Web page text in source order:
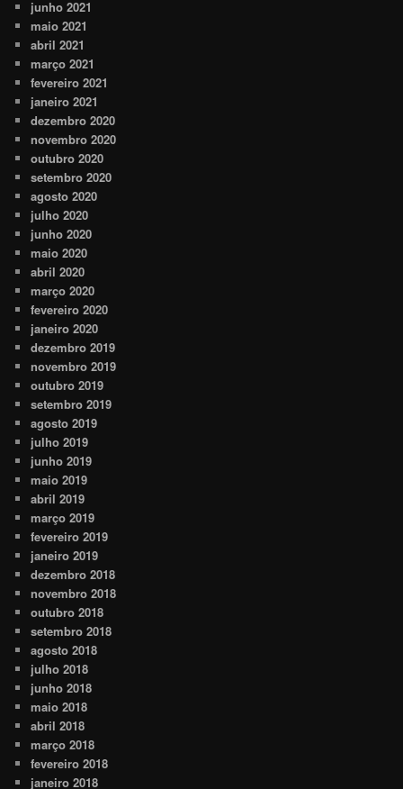
junho 2021
maio 2021
abril 2021
março 2021
fevereiro 2021
janeiro 2021
dezembro 2020
novembro 2020
outubro 2020
setembro 2020
agosto 2020
julho 2020
junho 2020
maio 2020
abril 2020
março 2020
fevereiro 2020
janeiro 2020
dezembro 2019
novembro 2019
outubro 2019
setembro 2019
agosto 2019
julho 2019
junho 2019
maio 2019
abril 2019
março 2019
fevereiro 2019
janeiro 2019
dezembro 2018
novembro 2018
outubro 2018
setembro 2018
agosto 2018
julho 2018
junho 2018
maio 2018
abril 2018
março 2018
fevereiro 2018
janeiro 2018